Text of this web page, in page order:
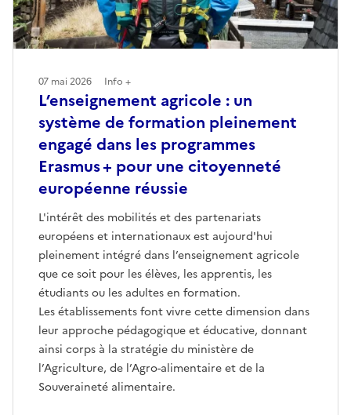
L’enseignement agricole : un
système de formation pleinement
engagé dans les programmes
Erasmus + pour une citoyenneté
européenne réussie
L'intérêt des mobilités et des partenariats
européens et internationaux est aujourd'hui
pleinement intégré dans l’enseignement agricole
que ce soit pour les élèves, les apprentis, les
étudiants ou les adultes en formation.
Les établissements font vivre cette dimension dans
leur approche pédagogique et éducative, donnant
ainsi corps à la stratégie du ministère de
l’Agriculture, de l’Agro-alimentaire et de la
Souveraineté alimentaire.
07 mai 2026 Info +